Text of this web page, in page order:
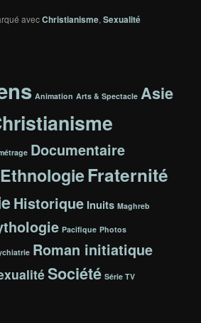
avecChristianisme,Sexualité
Animation Arts & Spectacle Asie
Documentaire
EthnologieFraternité
Historique Inuits Maghreb
Pacifique Photos
Roman initiatique
Société Série TV